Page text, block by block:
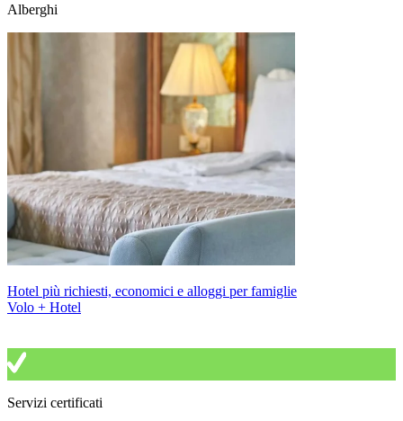
Alberghi
Hotel più richiesti, economici e alloggi per famiglie
Volo + Hotel
Servizi certificati